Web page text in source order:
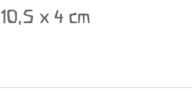
10,5 x 4 cm